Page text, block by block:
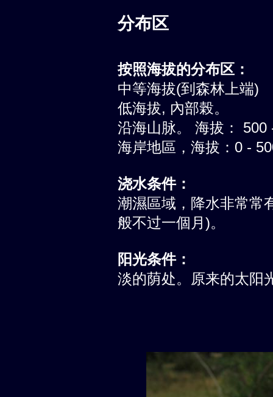
分布区
按照海拔的分布区：
中等海拔(到森林上端)
低海拔, 內部榖。
沿海山脉。 海拔： 500
海岸地區，海拔：0 -
浇水条件：
潮濕區域，降水非常常
般不过一個月)。
阳光条件：
淡的荫处。原来的太阳